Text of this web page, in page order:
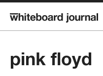
pink floyd